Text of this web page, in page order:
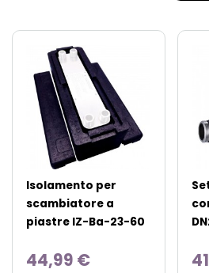
Isolamento per
scambiatore a
piastre IZ-Ba-23-60
44,99 €